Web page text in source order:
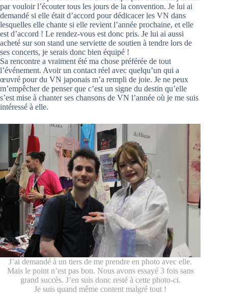
par vouloir l’écouter tous les jours de la convention. Je lui ai
demandé si elle était d’accord pour dédicacer les VN dans
lesquelles elle chante si elle revient l’année prochaine, et elle
est d’accord ! Le rendez-vous est donc pris. Je lui ai aussi
acheté sur son stand une serviette de soutien à tendre lors de
ses concerts, je serais donc bien équipé !
Sa rencontre a vraiment été ma chose préférée de tout
l’événement. Avoir un contact réel avec quelqu’un qui a
œuvré pour du VN japonais m’a rempli de joie. Je ne peux
m’empêcher de penser que c’est un signe du destin qu’elle
s’est mise à chanter ses chansons de VN l’année où je me suis
intéressé à elle.
J’ai demandé à un tiers de me prendre en photo avec elle.
Mais le point n’est pas bon. Nous avons essayé 3 fois sans
grand succès. J’en suis donc resté à cette photo-ci.
Je suis quand même content malgré tout !